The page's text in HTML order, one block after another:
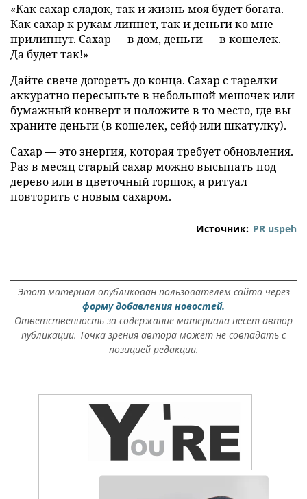
«Как сахар сладок, так и жизнь моя будет богата.
Как сахар к рукам липнет, так и деньги ко мне
прилипнут. Сахар — в дом, деньги — в кошелек.
Да будет так!»
Дайте свече догореть до конца. Сахар с тарелки
аккуратно пересыпьте в небольшой мешочек или
бумажный конверт и положите в то место, где вы
храните деньги (в кошелек, сейф или шкатулку).
Сахар — это энергия, которая требует обновления.
Раз в месяц старый сахар можно высыпать под
дерево или в цветочный горшок, а ритуал
повторить с новым сахаром.
Источник: PR uspeh
Этот материал опубликован пользователем сайта через
форму добавления новостей.
Ответственность за содержание материала несет автор
публикации. Точка зрения автора может не совпадать с
позицией редакции.